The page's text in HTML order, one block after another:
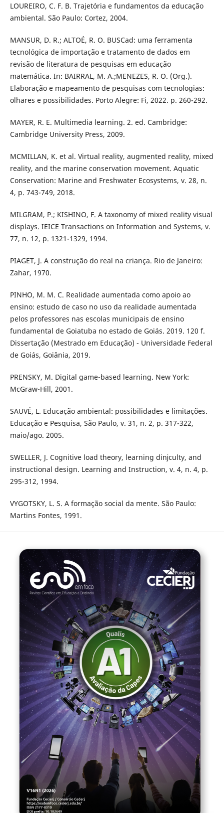
LOUREIRO, C. F. B. Trajetória e fundamentos da educação
ambiental. São Paulo: Cortez, 2004.
MANSUR, D. R.; ALTOÉ, R. O. BUSCad: uma ferramenta
tecnológica de importação e tratamento de dados em
revisão de literatura de pesquisas em educação
matemática. In: BAIRRAL, M. A.;MENEZES, R. O. (Org.).
Elaboração e mapeamento de pesquisas com tecnologias:
olhares e possibilidades. Porto Alegre: Fi, 2022. p. 260-292.
MAYER, R. E. Multimedia learning. 2. ed. Cambridge:
Cambridge University Press, 2009.
MCMILLAN, K. et al. Virtual reality, augmented reality, mixed
reality, and the marine conservation movement. Aquatic
Conservation: Marine and Freshwater Ecosystems, v. 28, n.
4, p. 743-749, 2018.
MILGRAM, P.; KISHINO, F. A taxonomy of mixed reality visual
displays. IEICE Transactions on Information and Systems, v.
77, n. 12, p. 1321-1329, 1994.
PIAGET, J. A construção do real na criança. Rio de Janeiro:
Zahar, 1970.
PINHO, M. M. C. Realidade aumentada como apoio ao
ensino: estudo de caso no uso da realidade aumentada
pelos professores nas escolas municipais de ensino
fundamental de Goiatuba no estado de Goiás. 2019. 120 f.
Dissertação (Mestrado em Educação) - Universidade Federal
de Goiás, Goiânia, 2019.
PRENSKY, M. Digital game-based learning. New York:
McGraw-Hill, 2001.
SAUVÉ, L. Educação ambiental: possibilidades e limitações.
Educação e Pesquisa, São Paulo, v. 31, n. 2, p. 317-322,
maio/ago. 2005.
SWELLER, J. Cognitive load theory, learning diǌculty, and
instructional design. Learning and Instruction, v. 4, n. 4, p.
295-312, 1994.
VYGOTSKY, L. S. A formação social da mente. São Paulo:
Martins Fontes, 1991.